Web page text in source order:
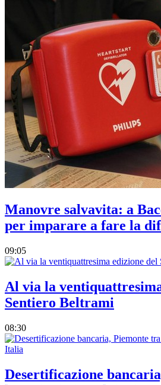
Manovre salvavita: a
per imparare a fare la
09:05
Al via la
Sentiero Beltrami
08:30
Desertificazione